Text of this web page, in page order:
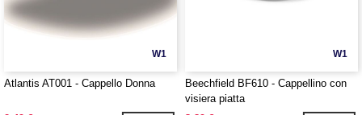
W1
Atlantis AT001 - Cappello Donna
W1
Beechfield BF610 - Cappellino con
visiera piatta